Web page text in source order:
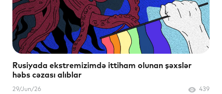
Rusiyada ekstremizimdə ittiham olunan şəxslər
həbs cəzası alıblar
29/Jun/26 439